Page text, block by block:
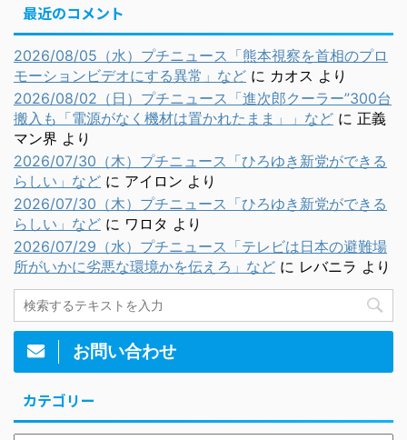
最近のコメント
2026/08/05（水）プチニュース「熊本視察を首相のプロ
モーションビデオにする異常」など に カオス より
2026/08/02（日）プチニュース「進次郎クーラー”300台
搬入も「電源がなく機材は置かれたまま」」など に 正義
マン界 より
2026/07/30（木）プチニュース「ひろゆき新党ができる
らしい」など に アイロン より
2026/07/30（木）プチニュース「ひろゆき新党ができる
らしい」など に ワロタ より
2026/07/29（水）プチニュース「テレビは日本の避難場
所がいかに劣悪な環境かを伝えろ」など に レバニラ より
お問い合わせ
カテゴリー